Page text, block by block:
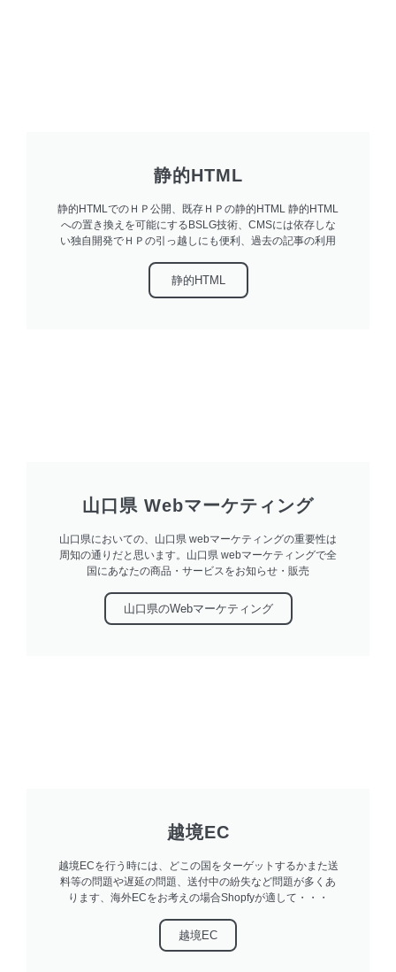
静的HTML
静的HTMLでのＨＰ公開、既存ＨＰの静的HTML 静的HTML
への置き換えを可能にするBSLG技術、CMSには依存しな
い独自開発でＨＰの引っ越しにも便利、過去の記事の利用
静的HTML
山口県 Webマーケティング
山口県においての、山口県 webマーケティングの重要性は
周知の通りだと思います。山口県 webマーケティングで全
国にあなたの商品・サービスをお知らせ・販売
山口県のwebマーケティング
越境EC
越境ECを行う時には、どこの国をターゲットするかまた送
料等の問題や遅延の問題、送付中の紛失など問題が多くあ
ります、海外ECをお考えの場合Shopfyが適して・・・
越境EC